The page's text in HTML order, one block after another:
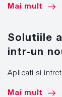
Mai mult
Solutiile
intr-un
Aplicati si
Mai mult